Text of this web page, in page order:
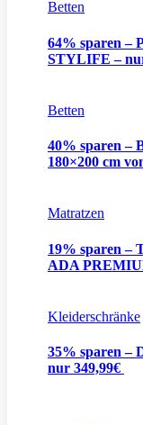
Betten
64% sparen –
STYLIFE –
Betten
40% sparen –
180×200 cm
Matratzen
19% sparen –
ADA
Kleiderschränke
35% sparen –
nur 349,99€